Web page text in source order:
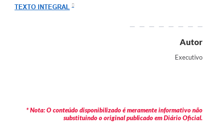
Carta de Serviços
TEXTO INTEGRAL
Autor
Executivo
* Nota: O conteúdo disponibilizado é meramente informativo não
substituindo o original publicado em Diário Oficial.